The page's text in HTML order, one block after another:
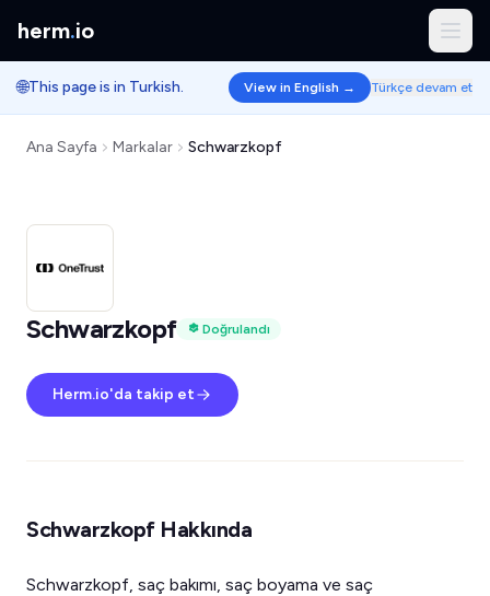
herm.io
🌐This page is in Turkish. View in English → Türkçe devam et
Ana Sayfa Markalar Schwarzkopf
Schwarzkopf Doğrulandı
Herm.io'da takip et
Schwarzkopf Hakkında
Schwarzkopf, saç bakımı, saç boyama ve saç